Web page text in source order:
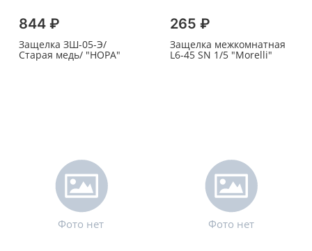
844 ₽
Защелка ЗШ-05-Э/
Старая медь/ "НОРА"
265 ₽
Защелка межкомнатная
L6-45 SN 1/5 "Morelli"